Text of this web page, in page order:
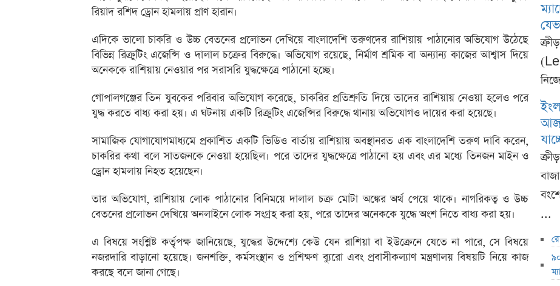
রিয়াদ রশিদ ড্রোন হামলায় প্রাণ হারান।
এদিকে ভালো চাকরি ও উচ্চ বেতনের প্রলোভন দেখিয়ে বাংলাদেশি তরুণদের রাশিয়ায় পাঠানোর অভিযোগ উঠেছে
বিভিন্ন রিক্রুটিং এজেন্সি ও দালাল চক্রের বিরুদ্ধে। অভিযোগ রয়েছে, নির্মাণ শ্রমিক বা অন্যান্য কাজের আশ্বাস দিয়ে
অনেককে রাশিয়ায় নেওয়ার পর সরাসরি যুদ্ধক্ষেত্রে পাঠানো হচ্ছে।
গোপালগঞ্জের তিন যুবকের পরিবার অভিযোগ করেছে, চাকরির প্রতিশ্রুতি দিয়ে তাদের রাশিয়ায় নেওয়া হলেও পরে
যুদ্ধ করতে বাধ্য করা হয়। এ ঘটনায় একটি রিক্রুটিং এজেন্সির বিরুদ্ধে থানায় অভিযোগও দায়ের করা হয়েছে।
সামাজিক যোগাযোগমাধ্যমে প্রকাশিত একটি ভিডিও বার্তায় রাশিয়ায় অবস্থানরত এক বাংলাদেশি তরুণ দাবি করেন,
চাকরির কথা বলে সাতজনকে নেওয়া হয়েছিল। পরে তাদের যুদ্ধক্ষেত্রে পাঠানো হয় এবং এর মধ্যে তিনজন মাইন ও
ড্রোন হামলায় নিহত হয়েছেন।
তার অভিযোগ, রাশিয়ায় লোক পাঠানোর বিনিময়ে দালাল চক্র মোটা অঙ্কের অর্থ পেয়ে থাকে। নাগরিকত্ব ও উচ্চ
বেতনের প্রলোভন দেখিয়ে অনলাইনে লোক সংগ্রহ করা হয়, পরে তাদের অনেককে যুদ্ধে অংশ নিতে বাধ্য করা হয়।
এ বিষয়ে সংশ্লিষ্ট কর্তৃপক্ষ জানিয়েছে, যুদ্ধের উদ্দেশ্যে কেউ যেন রাশিয়া বা ইউক্রেনে যেতে না পারে, সে বিষয়ে
নজরদারি বাড়ানো হয়েছে। জনশক্তি, কর্মসংস্থান ও প্রশিক্ষণ ব্যুরো এবং প্রবাসীকল্যাণ মন্ত্রণালয় বিষয়টি নিয়ে কাজ
করছে বলে জানা গেছে।
...